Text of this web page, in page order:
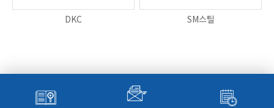
DKC SM스틸